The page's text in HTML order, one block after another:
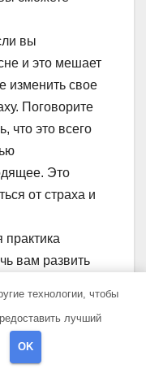
вы
и это мешает
изменить свое
Поговорите
что это всего
Это
от страха и
практика
вам развить
у вас будет
и
в конечном
технологии, чтобы
лучший
OK